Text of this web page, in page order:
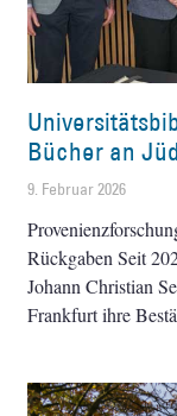
Bücher an
9. Februar 2026
Rückgaben Seit
Johann Christian
Frankfurt ihre